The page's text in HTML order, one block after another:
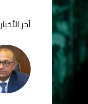
آخر الأخبار